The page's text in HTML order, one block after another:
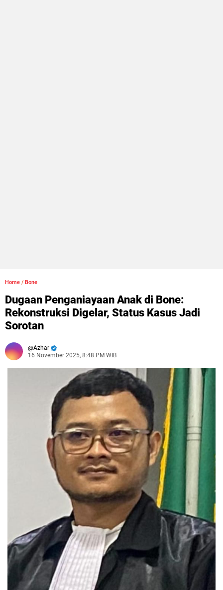
Home / Bone
Dugaan Penganiayaan Anak di Bone:
Rekonstruksi Digelar, Status Kasus Jadi
Sorotan
Azhar
16 November 2025, 8:48 PM WIB